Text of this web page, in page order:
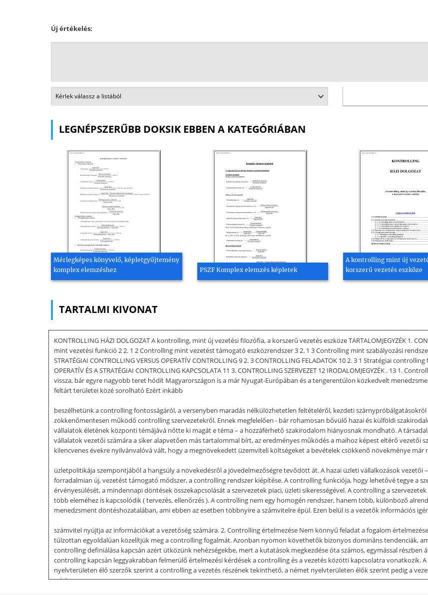
Új értékelés:
LEGNÉPSZERŰBB DOKSIK EBBEN A KATEGÓRIÁBAN
Mérlegképes könyvelő, képletgyűjtemény
komplex elemzéshez
PSZF Komplex elemzés képletek
A kontrolling mint új
korszerű vezetés eszköze
TARTALMI KIVONAT
KONTROLLING HÁZI DOLGOZAT A kontrolling, mint új vezetési filozófia, a korszerű vezetés eszköze TARTALOMJEGYZÉK 1.
mint vezetési funkció 2 2. 1 2 Controlling mint vezetést támogató eszközrendszer 3 2. 1 3 Controlling mint szabályozási
STRATÉGIAI CONTROLLING VERSUS OPERATÍV CONTROLLING 9 2. 3 CONTROLLING FELADATOK 10 2. 3 1 Stratégiai
OPERATÍV ÉS A STRATÉGIAI CONTROLLING KAPCSOLATA 11 3. CONTROLLING SZERVEZET 12 IRODALOMJEGYZÉK . 13 1.
vissza, bár egyre nagyobb teret hódít Magyarországon is a már Nyugat-Európában és a tengerentúlon közkedvelt
feltárt területei közé sorolható Ezért inkább
beszélhetünk a controlling fontosságáról, a versenyben maradás nélkülözhetetlen feltételéről, kezdeti
zökkenőmentesen működő controlling szervezetekről. Ennek megfelelően - bár rohamosan bővülő hazai és külföldi
vállalatok életének központi témájává nőtte ki magát e téma – a hozzáférhető szakirodalom hiányosnak mondható. A
vállalatok vezetői számára a siker alapvetően más tartalommal bírt, az eredményes működés a maihoz képest eltérő vezetői
kilencvenes évekre nyilvánvalóvá vált, hogy a megnövekedett üzemviteli költségeket a bevételek csökkenő növekménye
üzletpolitikája szempontjából a hangsúly a növekedésről a jövedelmezőségre tevődött át. A hazai üzleti vállalkozások vezetői
forradalmian új, vezetést támogató módszer, a controlling rendszer kiépítése. A controlling funkciója, hogy lehetővé tegye a
érvényesülését, a mindennapi döntések összekapcsolását a szervezetek piaci, üzleti sikerességével. A controlling a
több eleméhez is kapcsolódik ( tervezés, ellenőrzés ). A controlling nem egy homogén rendszer, hanem több, különböző
menedzsment döntéshozatalában, ami ebben az esetben többnyire a számvitelre épül. Ezen belül is a vezetők információs
számvitel nyújtja az információkat a vezetőség számára. 2. Controlling értelmezése Nem könnyű feladat a fogalom
túlzottan egyoldalúan közelítjük meg a controlling fogalmát. Azonban nyomon követhetők bizonyos domináns tendenciák,
controlling definiálása kapcsán azért ütközünk nehézségekbe, mert a kutatások megkezdése óta számos, egymással
controlling kapcsán leggyakrabban felmerülő értelmezési kérdések a controlling és a vezetés közötti kapcsolatra vonatkozik.
nyelvterületen élő szerzők szerint a controlling a vezetés részének tekinthető, a német nyelvterületen élők szerint pedig a
mint